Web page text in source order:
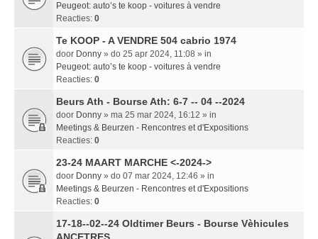
Peugeot: auto’s te koop - voitures à vendre
Reacties: 0
Te KOOP - A VENDRE 504 cabrio 1974
door Donny » do 25 apr 2024, 11:08 » in
Peugeot: auto’s te koop - voitures à vendre
Reacties: 0
Beurs Ath - Bourse Ath: 6-7 -- 04 --2024
door Donny » ma 25 mar 2024, 16:12 » in
Meetings & Beurzen - Rencontres et d'Expositions
Reacties: 0
23-24 MAART MARCHE <-2024->
door Donny » do 07 mar 2024, 12:46 » in
Meetings & Beurzen - Rencontres et d'Expositions
Reacties: 0
17-18--02--24 Oldtimer Beurs - Bourse Vèhicules